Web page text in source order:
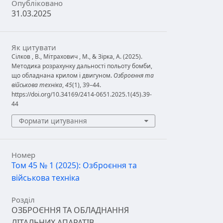
Опубліковано
31.03.2025
Як цитувати
Сілков , В., Мітрахович , М., & Зірка, А. (2025).
Методика розрахунку дальності польоту бомби,
що обладнана крилом і двигуном. Озброєння та
військова техніка,45(1), 39–44.
https://doi.org/10.34169/2414-0651.2025.1(45).39-
44
Формати цитування
Номер
Том 45 № 1 (2025): Озброєння та
військова техніка
Розділ
ОЗБРОЄННЯ ТА ОБЛАДНАННЯ